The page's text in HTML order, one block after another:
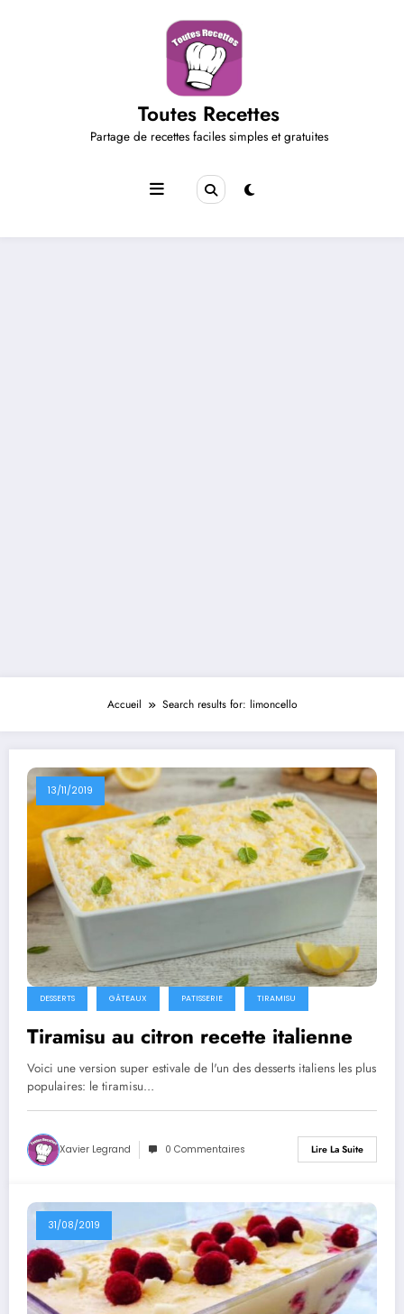
Toutes Recettes
Partage de recettes faciles simples et gratuites
Accueil Search results for: limoncello
13/11/2019
DESSERTS GÂTEAUX PATISSERIE TIRAMISU
Tiramisu au citron recette italienne
Voici une version super estivale de l'un des desserts italiens les plus
populaires: le tiramisu…
Xavier Legrand 0 Commentaires Lire La Suite
31/08/2019